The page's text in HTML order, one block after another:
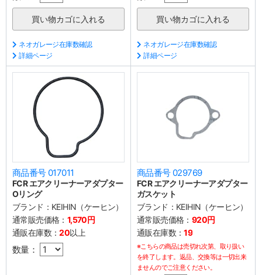
ネオガレージ在庫数確認
詳細ページ
ネオガレージ在庫数確認
詳細ページ
商品番号 017011
FCR エアクリーナーアダプター
Oリング
ブランド： KEIHIN（ケーヒン）
通常販売価格： 1,570円
通販在庫数：20以上
数量：
商品番号 029769
FCR エアクリーナーアダプター
ガスケット
ブランド： KEIHIN（ケーヒン）
通常販売価格： 920円
通販在庫数：19
※こちらの商品は売切れ次第、取り扱い
を終了します。返品、交換等は一切出来
ませんのでご注意ください。